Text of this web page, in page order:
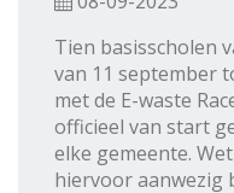
Tien basisscholen
van 11 september
met de E-waste
officieel van start
elke gemeente.
hiervoor aanwezig